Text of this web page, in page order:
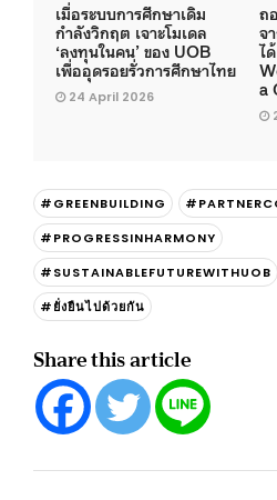
เมื่อระบบการศึกษาเดิม
กำลังวิกฤต เจาะโมเดล
‘ลงทุนในคน’ ของ UOB
เพื่ออุดรอยรั่วการศึกษาไทย
24 April 2026
ถ
จ
ไ
a
#GREENBUILDING
#PROGRESSINHARMONY
#SUSTAINABLEFUTUREWITHUOB
#ยั่งยืนไปด้วยกัน
Share this article